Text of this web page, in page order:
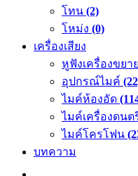
โทน (2)
โหม่ง (0)
เครื่องเสียง
หูฟังเครื่องขยา
อุปกรณ์ไมค์
ไมค์ห้องอัด
ไมค์เครื่องดนต
ไมค์โครโฟน
บทความ